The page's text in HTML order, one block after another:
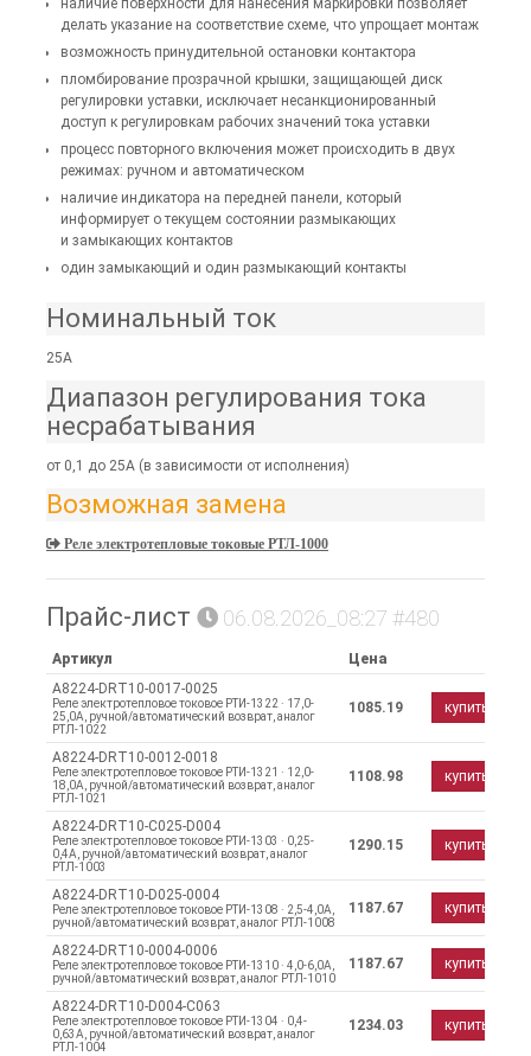
наличие поверхности для нанесения маркировки позволяет
делать указание на соответствие схеме, что упрощает монтаж
возможность принудительной остановки контактора
пломбирование прозрачной крышки, защищающей диск
регулировки уставки, исключает несанкционированный
доступ к регулировкам рабочих значений тока уставки
процесс повторного включения может происходить в двух
режимах: ручном и автоматическом
наличие индикатора на передней панели, который
информирует о текущем состоянии размыкающих
и замыкающих контактов
один замыкающий и один размыкающий контакты
Номинальный ток
25А
Диапазон регулирования тока
несрабатывания
от 0,1 до 25А (в зависимости от исполнения)
Возможная замена
Реле электротепловые токовые РТЛ-1000
Прайс-лист 06.08.2026_08:27 #480
Артикул
Цена
A8224-DRT10-0017-0025
Реле электротепловое токовое РТИ-1322 · 17,0-
25,0А, ручной/автоматический возврат, аналог
РТЛ-1022
1085.19 купить
A8224-DRT10-0012-0018
Реле электротепловое токовое РТИ-1321 · 12,0-
18,0А, ручной/автоматический возврат, аналог
РТЛ-1021
1108.98 купить
A8224-DRT10-C025-D004
Реле электротепловое токовое РТИ-1303 · 0,25-
0,4А, ручной/автоматический возврат, аналог
РТЛ-1003
1290.15 купить
A8224-DRT10-D025-0004
Реле электротепловое токовое РТИ-1308 · 2,5-4,0А,
ручной/автоматический возврат, аналог РТЛ-1008
1187.67 купить
A8224-DRT10-0004-0006
Реле электротепловое токовое РТИ-1310 · 4,0-6,0А,
ручной/автоматический возврат, аналог РТЛ-1010
1187.67 купить
A8224-DRT10-D004-C063
Реле электротепловое токовое РТИ-1304 · 0,4-
0,63А, ручной/автоматический возврат, аналог
РТЛ-1004
1234.03 купить